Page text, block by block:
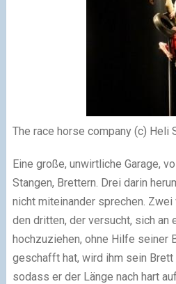
The race horse company (c) Heli
Eine große, unwirtliche Garage,
Stangen, Brettern. Drei darin
nicht miteinander sprechen. Zwei
den dritten, der versucht, sich
hochzuziehen, ohne Hilfe seiner
geschafft hat, wird ihm sein
sodass er der Länge nach hart